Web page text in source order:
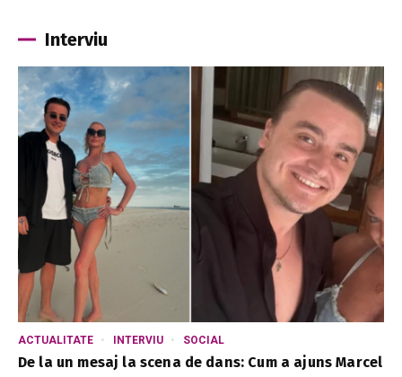
Interviu
ACTUALITATE INTERVIU SOCIAL
De la un mesaj la scena de dans: Cum a ajuns Marcel